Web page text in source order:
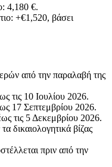
4,180 €.
+€1,520, βάσει
από την παραλαβή της
τις 10 Ιουλίου 2026.
17 Σεπτεμβρίου 2026.
τις 5 Δεκεμβρίου 2026.
δικαιολογητικά βίζας
πριν από την